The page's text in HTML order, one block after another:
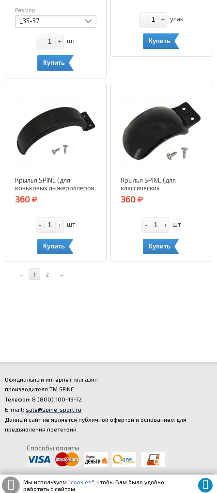
Размер
_35-37
- + шт
Купить
- + упак
Купить
Крылья SPINE (для
коньковых лыжероллеров,
Ø100 мм.) (черный)
360
- + шт
Купить
Крылья SPINE (для
классических
лыжероллеров, Ø67, 70
мм.) (черный)
360
- + шт
Купить
← 1 2 →
Официальный интернет-магазин
производителя ТМ SPINE
Телефон: 8 (800) 100-19-72
E-mail: sale@spine-sport.ru
Данный сайт не является публичной офертой и основанием для
предъявления претензий.
Способы оплаты
Мы используем "cookies", чтобы Вам было удобно
работать с сайтом.